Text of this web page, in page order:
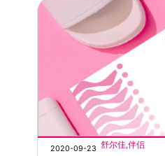
2020-09-23 舒尔佳,伴侣